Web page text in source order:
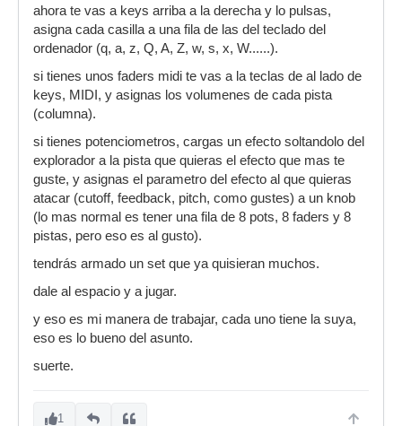
ahora te vas a keys arriba a la derecha y lo pulsas,
asigna cada casilla a una fila de las del teclado del
ordenador (q, a, z, Q, A, Z, w, s, x, W......).
si tienes unos faders midi te vas a la teclas de al lado de
keys, MIDI, y asignas los volumenes de cada pista
(columna).
si tienes potenciometros, cargas un efecto soltandolo del
explorador a la pista que quieras el efecto que mas te
guste, y asignas el parametro del efecto al que quieras
atacar (cutoff, feedback, pitch, como gustes) a un knob
(lo mas normal es tener una fila de 8 pots, 8 faders y 8
pistas, pero eso es al gusto).
tendrás armado un set que ya quisieran muchos.
dale al espacio y a jugar.
y eso es mi manera de trabajar, cada uno tiene la suya,
eso es lo bueno del asunto.
suerte.
1